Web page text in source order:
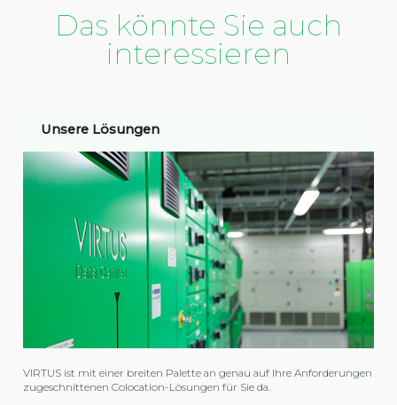
Das könnte Sie auch
interessieren
Unsere Lösungen
VIRTUS ist mit einer breiten Palette an genau auf Ihre Anforderungen
zugeschnittenen Colocation-Lösungen für Sie da.